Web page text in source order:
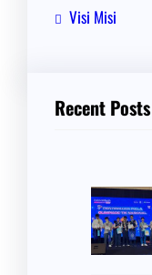
Visi Misi
Recent Posts